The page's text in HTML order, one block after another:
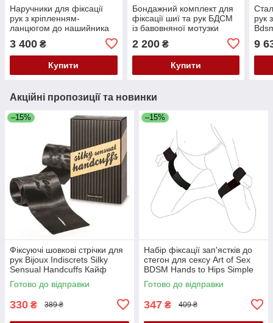
Наручники для фіксації
рук з кріпленням-
ланцюгом до нашийника
3 400 ₴
Купити
Бондажний комплект для
фіксації шиї та рук БДСМ
із бавовняної мотузки
чорного кольору Bdsm4u
Кайф
2 200₴
Купити
рук
9
Акційні пропозиції та новинки
–15%
Фіксуючі шовкові стрічки для
рук Bijoux Indiscrets Silky
Sensual Handcuffs Кайф
Готово до відправки
330 ₴ 389 ₴
–15%
Набір фіксації зап'ястків до
стегон для сексу Art of Sex
BDSM Нands to Нірѕ Simple
Кайф
Готово до відправки
347 ₴ 409 ₴